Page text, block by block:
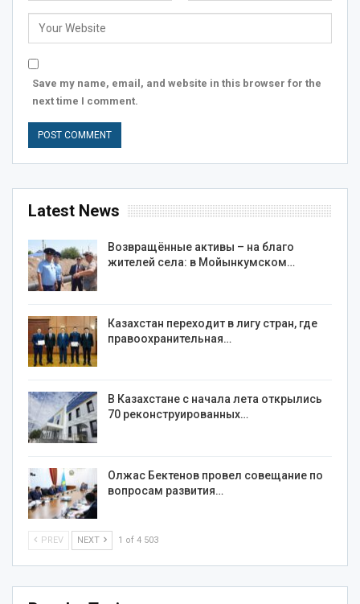
Save my name, email, and website in this browser for the
next time I comment.
Latest News
Возвращённые активы – на благо
жителей села: в Мойынкумском…
Казахстан переходит в лигу стран, где
правоохранительная…
В Казахстане с начала лета открылись
70 реконструированных…
Олжас Бектенов провел совещание по
вопросам развития…
PREV NEXT 1 of 4 503